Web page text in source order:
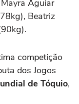
Aguiar
Beatriz
competição
dos Jogos
de Tóquio,